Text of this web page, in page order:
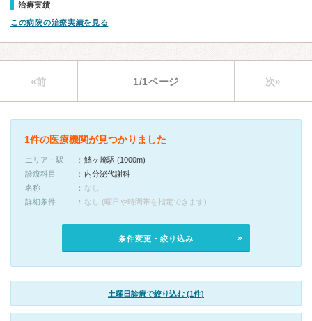
治療実績
この病院の治療実績を見る
«前 1/1ページ 次»
1件の医療機関が見つかりました
エリア・駅
鰭ヶ崎駅 (1000m)
診療科目
内分泌代謝科
名称
なし
詳細条件
なし (曜日や時間帯を指定できます)
条件変更・絞り込み
土曜日診療で絞り込む (1件)